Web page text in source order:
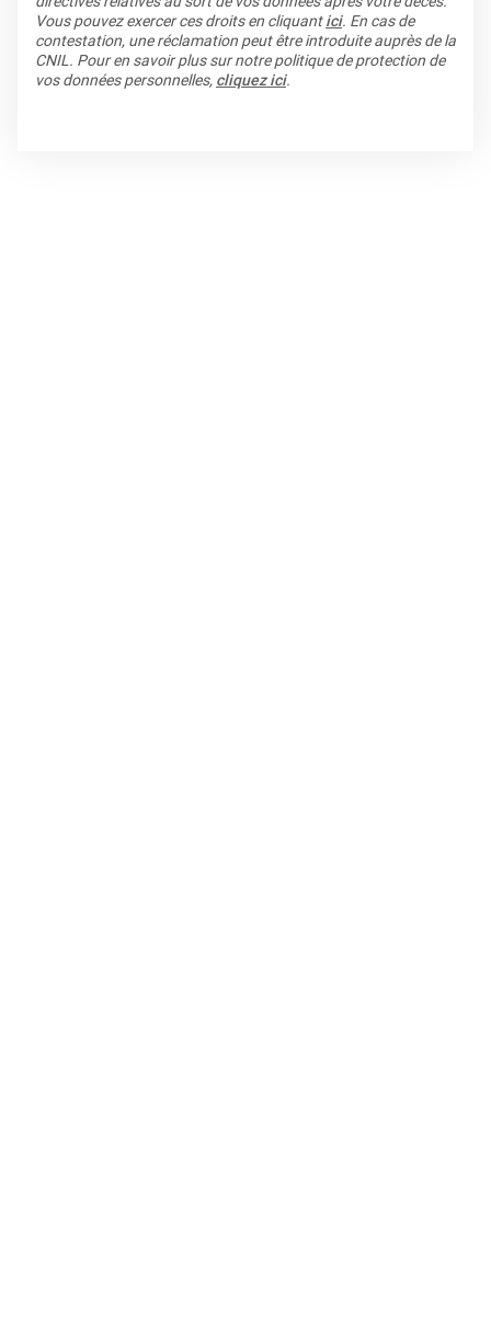
Vous pouvez exercer ces droits en cliquantici. En cas de
contestation, une réclamation peut être introduite auprès de la
CNIL. Pour en savoir plus sur notre politique de protection de
vos données personnelles, cliquez ici.